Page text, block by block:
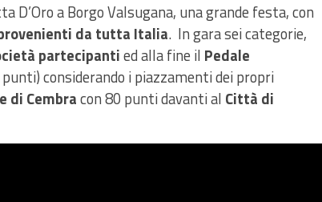
D’Oro a Borgo Valsugana, una grande festa, con
da tutta Italia. In gara sei categorie,
partecipantied alla fine il Pedale
considerando i piazzamenti dei propri
di Cembracon 80 punti davanti al Città di